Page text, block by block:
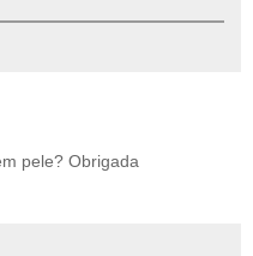
pele? Obrigada